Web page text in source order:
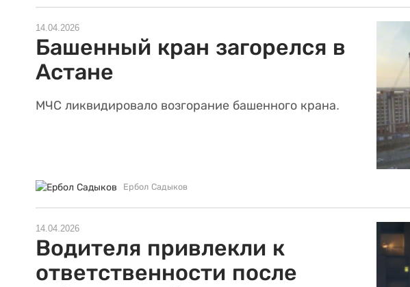
14.04.2026
Башенный кран загорелся в
Астане
МЧС ликвидировало возгорание башенного крана.
Ербол Садыков
14.04.2026
Водителя привлекли к
ответственности после